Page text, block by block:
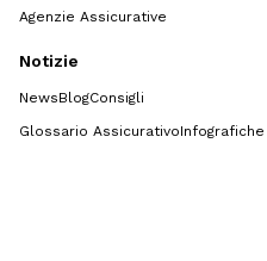
Agenzie Assicurative
Notizie
NewsBlogConsigli
Glossario AssicurativoInfografiche